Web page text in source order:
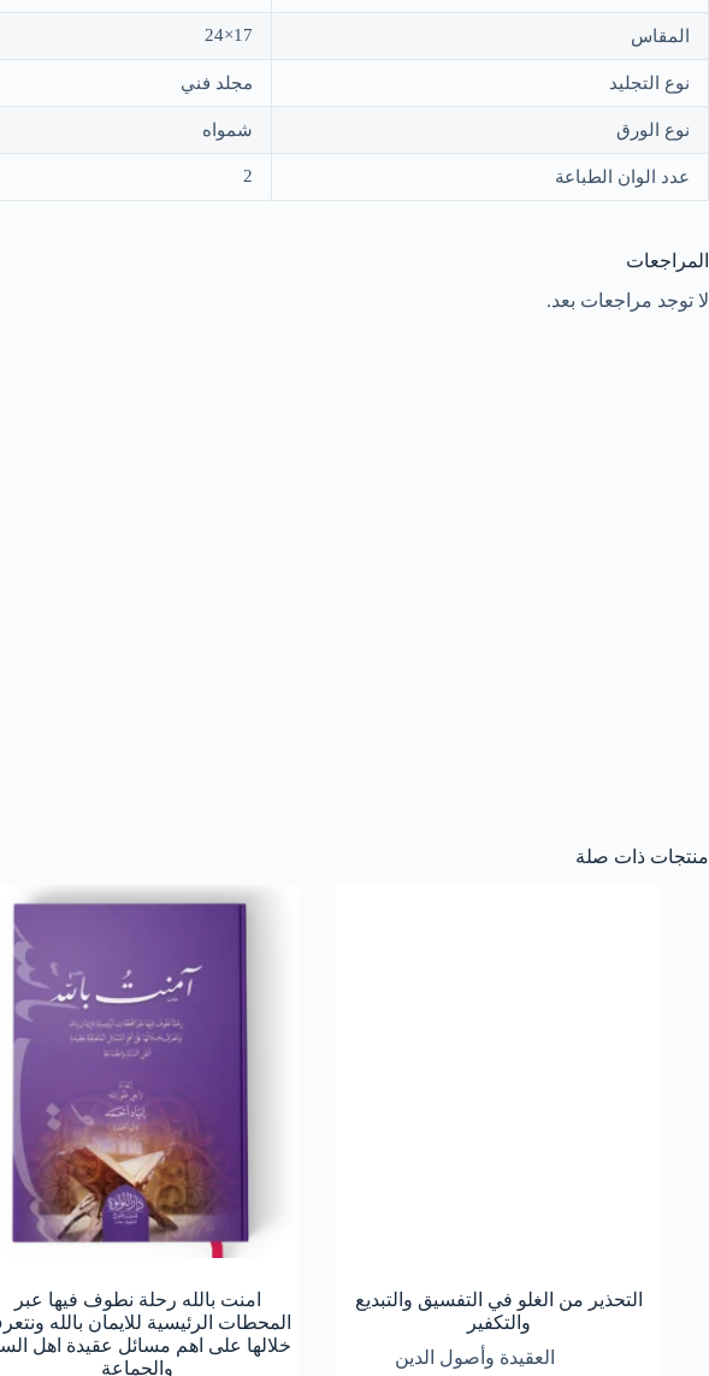
المقاس 17×24
نوع التجليد مجلد فني
نوع الورق شمواه
عدد الوان الطباعة 2
المراجعات
لا توجد مراجعات بعد.
منتجات ذات صلة
التحذير من الغلو في التفسيق والتبديع
والتكفير
العقيدة وأصول الدين
امنت بالله رحلة نطوف فيها عبر
المحطات الرئيسية للايمان بالله
خلالها على اهم مسائل عقيدة اهل
والجماعة